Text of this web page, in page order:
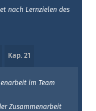
nach Lernzielen des
Kap. 21
im Team
Zusammenarbeit